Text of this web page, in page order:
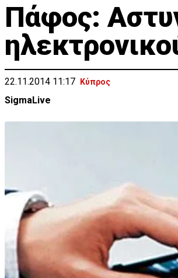
Πάφος:
22.11.2014 11:17 Κύπρος
SigmaLive